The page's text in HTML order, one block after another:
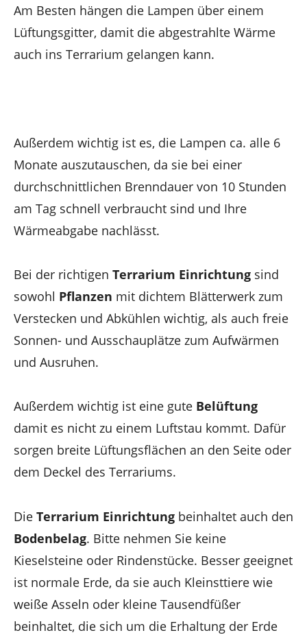
Am Besten hängen die Lampen über einem
Lüftungsgitter, damit die abgestrahlte Wärme
auch ins Terrarium gelangen kann.
Außerdem wichtig ist es, die Lampen ca. alle 6
Monate auszutauschen, da sie bei einer
durchschnittlichen Brenndauer von 10 Stunden
am Tag schnell verbraucht sind und Ihre
Wärmeabgabe nachlässt.
Bei der richtigen Terrarium Einrichtung sind
sowohl Pflanzen mit dichtem Blätterwerk zum
Verstecken und Abkühlen wichtig, als auch freie
Sonnen- und Ausschauplätze zum Aufwärmen
und Ausruhen.
Außerdem wichtig ist eine gute Belüftung
damit es nicht zu einem Luftstau kommt. Dafür
sorgen breite Lüftungsflächen an den Seite oder
dem Deckel des Terrariums.
Die Terrarium Einrichtung beinhaltet auch den
Bodenbelag. Bitte nehmen Sie keine
Kieselsteine oder Rindenstücke. Besser geeignet
ist normale Erde, da sie auch Kleinsttiere wie
weiße Asseln oder kleine Tausendfüßer
beinhaltet, die sich um die Erhaltung der Erde